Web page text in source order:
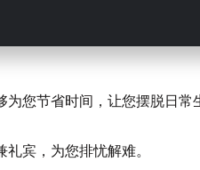
您节省时间，让您摆脱日常
宾，为您排忧解难。